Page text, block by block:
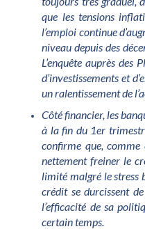
que les tensions
l’emploi continue
niveau depuis des
L’enquête auprès
d’investissements et
un ralentissement de
Côté financier, les
à la fin du 1er
confirme que, comme
nettement freiner le
limité malgré le stress
crédit se durcissent
l’efficacité de sa
certain temps.